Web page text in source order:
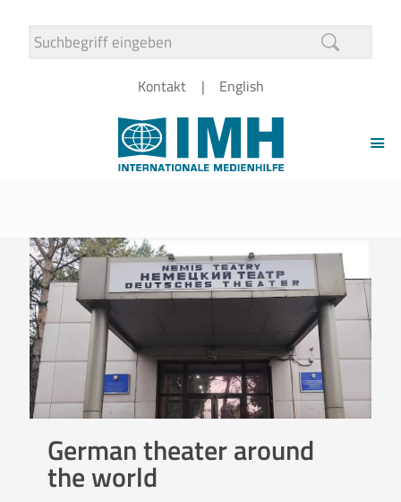
Kontakt English
German theater around
the world